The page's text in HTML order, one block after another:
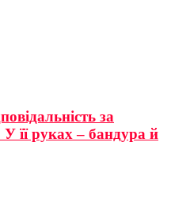
за
її руках – бандура й